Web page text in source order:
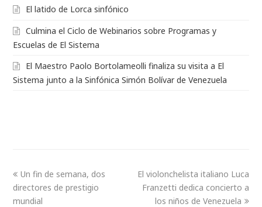
El latido de Lorca sinfónico
Culmina el Ciclo de Webinarios sobre Programas y
Escuelas de El Sistema
El Maestro Paolo Bortolameolli finaliza su visita a El
Sistema junto a la Sinfónica Simón Bolívar de Venezuela
Un fin de semana, dos
directores de prestigio
mundial
El violonchelista italiano Luca
Franzetti dedica concierto a
los niños de Venezuela